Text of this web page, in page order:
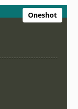
Oneshot